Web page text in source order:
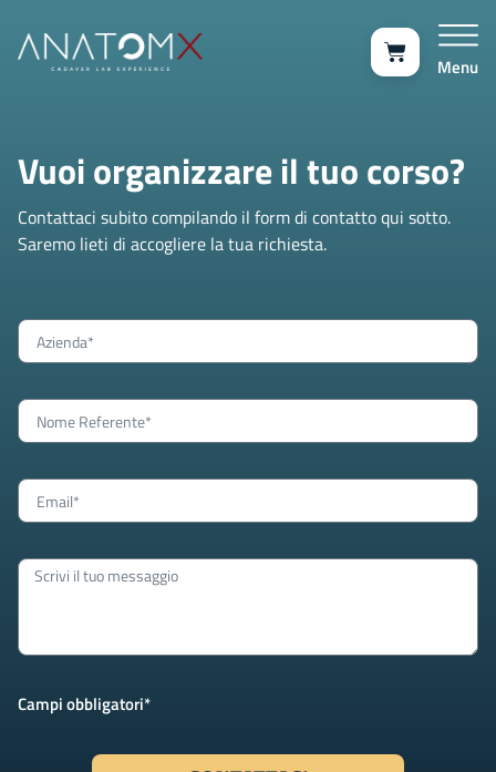
Menu
Vuoi organizzare il tuo corso?
Contattaci subito compilando il form di contatto qui sotto.
Saremo lieti di accogliere la tua richiesta.
Campi obbligatori*